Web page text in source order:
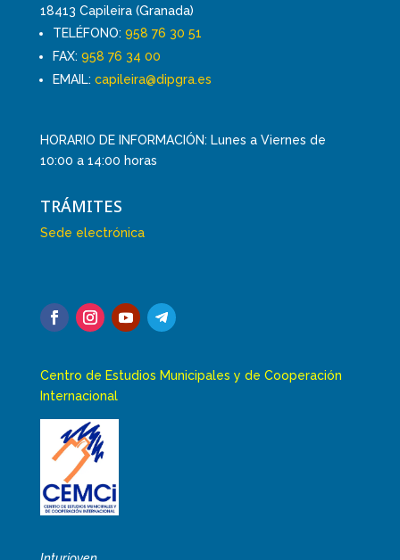
18413 Capileira (Granada)
TELÉFONO: 958 76 30 51
FAX: 958 76 34 00
EMAIL: capileira@dipgra.es
HORARIO DE INFORMACIÓN: Lunes a Viernes de
10:00 a 14:00 horas
TRÁMITES
Sede electrónica
Centro de Estudios Municipales y de Cooperación
Internacional